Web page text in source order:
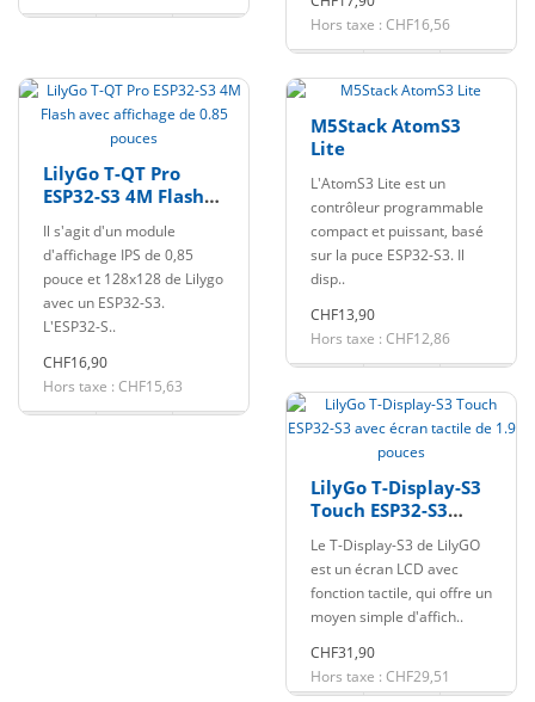
Hors taxe : CHF16,56
LilyGo T-QT Pro
ESP32-S3 4M Flash
0.85 pouces
Il s'agit d'un module
d'affichage IPS de 0,85
pouce et 128x128 de Lilygo
avec un ESP32-S3.
L'ESP32-S..
CHF16,90
Hors taxe : CHF15,63
M5Stack AtomS3
Lite
L'AtomS3 Lite est un
contrôleur programmable
compact et puissant, basé
sur la puce ESP32-S3. Il
disp..
CHF13,90
Hors taxe : CHF12,86
LilyGo T-Display-S3
Touch ESP32-S3
de 1.9 pouces
Le T-Display-S3 de LilyGO
est un écran LCD avec
fonction tactile, qui offre un
moyen simple d'affich..
CHF31,90
Hors taxe : CHF29,51